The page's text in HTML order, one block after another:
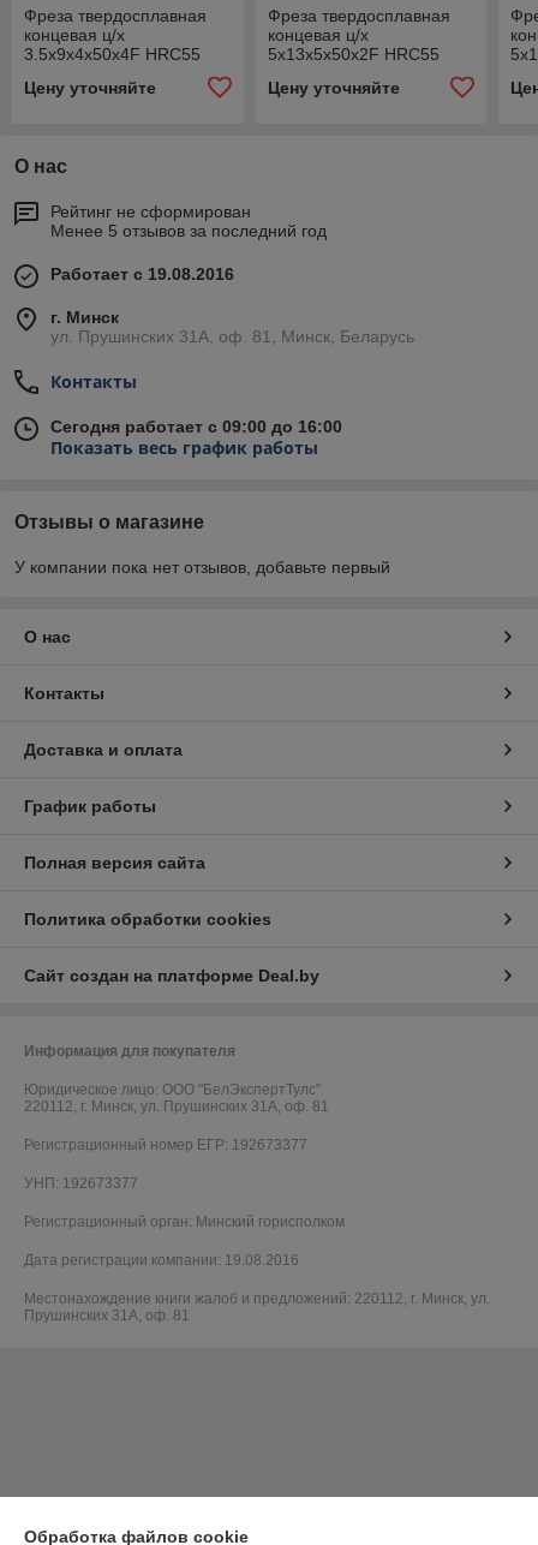
Фреза твердосплавная
концевая ц/х
3.5х9х4х50х4F HRC55
Цену уточняйте
Фреза твердосплавная
концевая ц/х
5х13х5х50х2F HRC55
Цену уточняйте
О нас
Рейтинг не сформирован
Менее 5 отзывов за последний год
Работает с 19.08.2016
г. Минск
ул. Прушинских 31А, оф. 81, Минск, Беларусь
Контакты
Сегодня работает с 09:00 до 16:00
Показать весь график работы
Отзывы о магазине
У компании пока нет отзывов, добавьте первый
О нас
Контакты
Доставка и оплата
График работы
Полная версия сайта
Политика обработки cookies
Сайт создан на платформе Deal.by
Информация для покупателя
Юридическое лицо: ООО "БелЭкспертТулс"
220112, г. Минск, ул. Прушинских 31А, оф. 81
Регистрационный номер ЕГР: 192673377
УНП: 192673377
Регистрационный орган: Минский горисполком
Дата регистрации компании: 19.08.2016
Местонахождение книги жалоб и предложений: 220112, г. Минск, ул.
Прушинских 31А, оф. 81
Обработка файлов cookie